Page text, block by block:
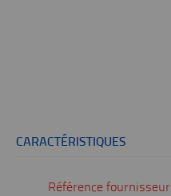
CARACTÉRISTIQUES
Référence fournisseur